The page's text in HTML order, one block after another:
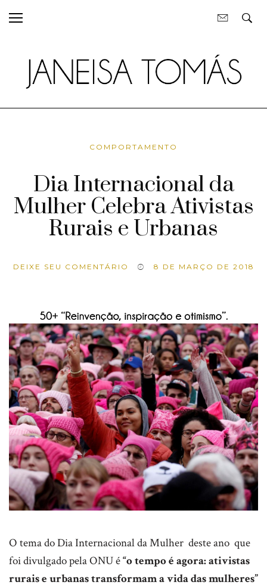
COMPORTAMENTO
Dia Internacional da
Mulher Celebra Ativistas
Rurais e Urbanas
DEIXE SEU COMENTÁRIO 8 DE MARÇO DE 2018
O tema do Dia Internacional da Mulher deste ano que
foi divulgado pela ONU é“o tempo é agora: ativistas
rurais e urbanas transformam a vida das mulheres”